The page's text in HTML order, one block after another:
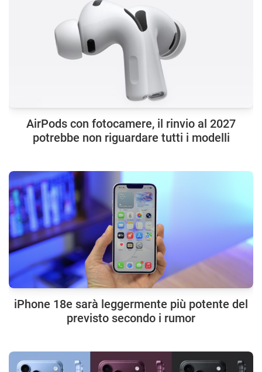
AirPods con fotocamere, il rinvio al 2027
potrebbe non riguardare tutti i modelli
iPhone 18e sarà leggermente più potente del
previsto secondo i rumor